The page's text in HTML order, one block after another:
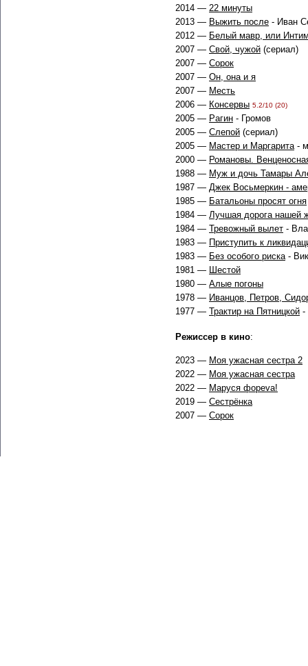
2014 — 22 минуты
2013 — Выжить после - Иван
2012 — Белый мавр, или
2007 — Свой, чужой (сериал)
2007 — Сорок
2007 — Он, она и я
2007 — Месть
2006 — Консервы 5.2/10 (20)
2005 — Рагин - Громов
2005 — Слепой (сериал)
2005 — Мастер и Маргарита-
2000 — Романовы.
1988 — Муж и дочь Тамары
1987 — Джек Восьмеркин -
1985 — Батальоны просят огня
1984 — Лучшая дорога нашей
1984 — Тревожный вылет -
1983 — Приступить к
1983 — Без особого риска-
1981 — Шестой
1980 — Алые погоны
1978 — Иванцов, Петров,
1977 — Трактир на Пятницкой -
Режиссер в кино:
2023 — Моя ужасная сестра 2
2022 — Моя ужасная сестра
2022 — Маруся фореva!
2019 — Сестрёнка
2007 — Сорок